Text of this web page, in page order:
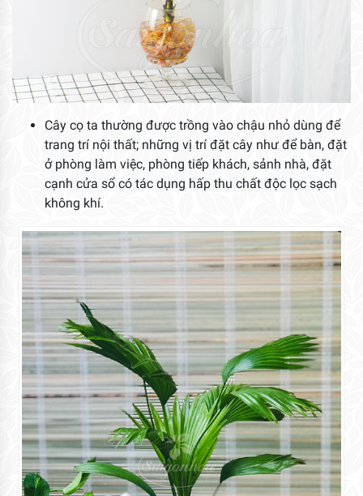
Cây cọ ta thường được trồng vào chậu nhỏ dùng để
trang trí nội thất; những vị trí đặt cây như để bàn, đặt
ở phòng làm việc, phòng tiếp khách, sảnh nhà, đặt
cạnh cửa sổ có tác dụng hấp thu chất độc lọc sạch
không khí.